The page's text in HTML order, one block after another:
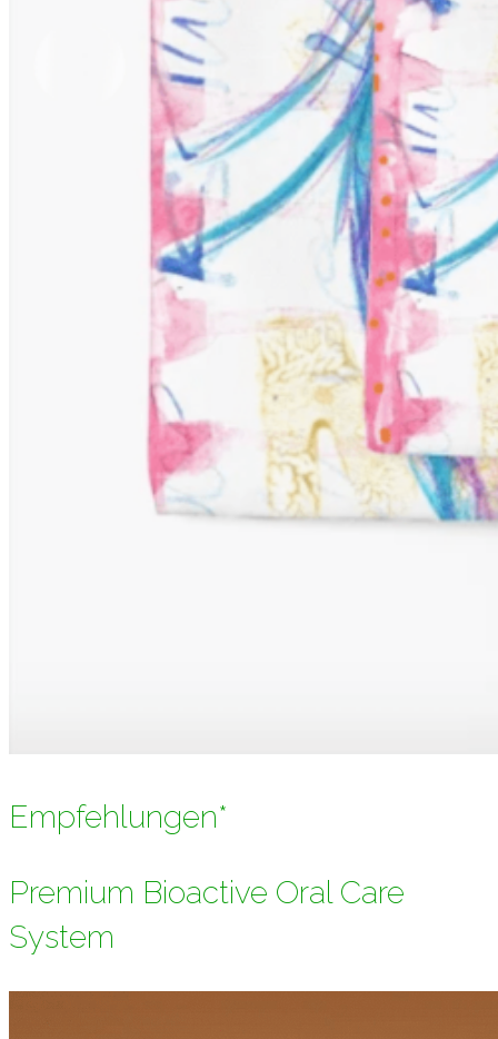
Empfehlungen*
Premium Bioactive Oral Care
System